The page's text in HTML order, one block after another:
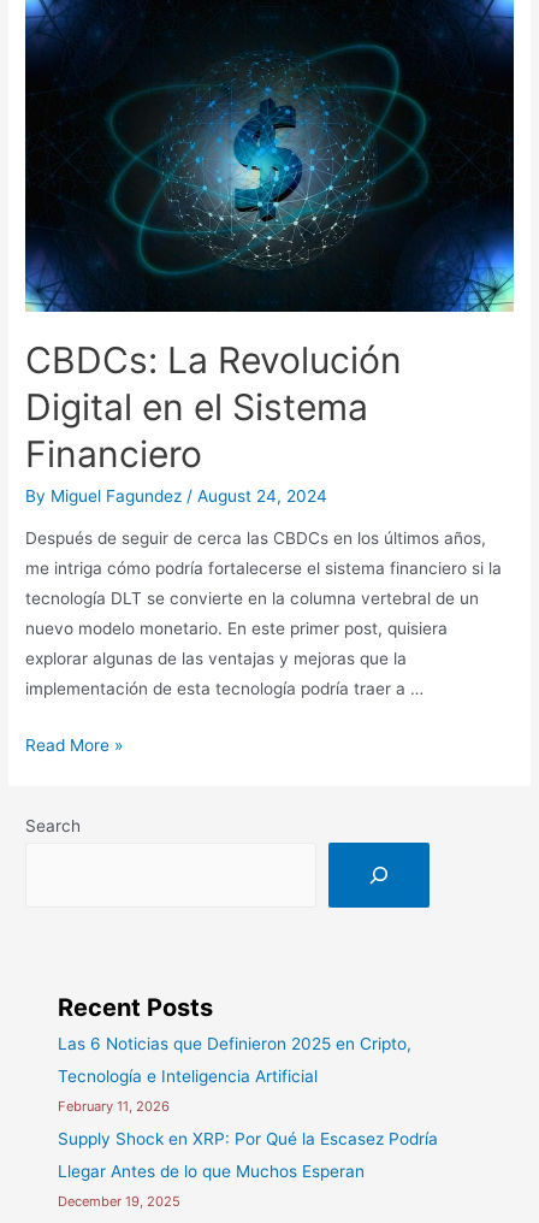
de
la
Moneda
CBDCs: La Revolución
Digital en el Sistema
Financiero
By Miguel Fagundez /August 24, 2024
Después de seguir de cerca las CBDCs en los últimos años,
me intriga cómo podría fortalecerse el sistema financiero si la
tecnología DLT se convierte en la columna vertebral de un
nuevo modelo monetario. En este primer post, quisiera
explorar algunas de las ventajas y mejoras que la
implementación de esta tecnología podría traer a …
CBDCs:
Digital
Read More »
Search
Recent Posts
Las 6 Noticias que Definieron 2025 en Cripto,
Tecnología e Inteligencia Artificial
February 11, 2026
Supply Shock en XRP: Por Qué la Escasez Podría
Llegar Antes de lo que Muchos Esperan
December 19, 2025